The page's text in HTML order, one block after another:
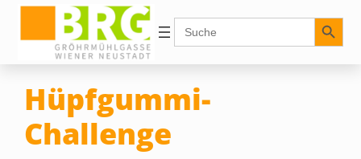
Inhalt
springen
Search
for:
Search Button
Hüpfgummi-
Challenge